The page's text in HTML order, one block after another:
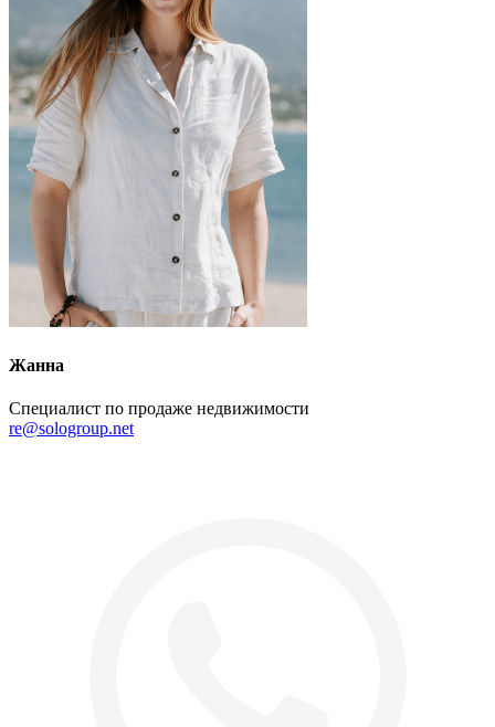
Жанна
Специалист по продаже недвижимости
re@sologroup.net